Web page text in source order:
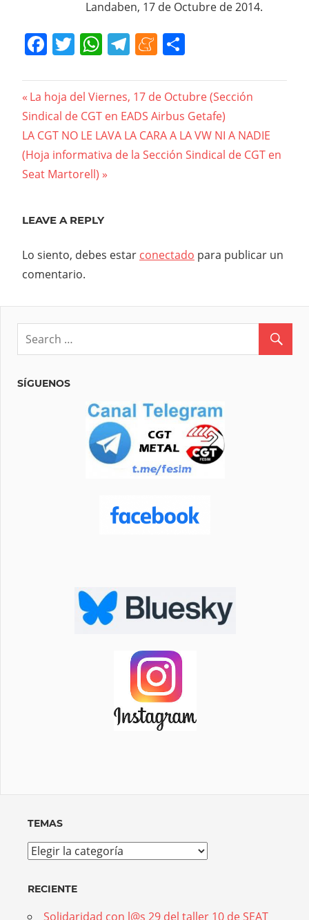
Landaben, 17 de Octubre de 2014.
Facebook
Twitter
WhatsApp
Telegram
Meneame
Navegación
de
entradas
Previous
Post:
La hoja del Viernes, 17 de Octubre (Sección
Sindical de CGT en EADS Airbus Getafe)
Next
Post:
LA CGT NO LE LAVA LA CARA A LA VW NI A NADIE
(Hoja informativa de la Sección Sindical de CGT en
Seat Martorell)
LEAVE A REPLY
Lo siento, debes estar conectado para publicar un
comentario.
SÍGUENOS
TEMAS
Temas
RECIENTE
Solidaridad con l@s 29 del taller 10 de SEAT